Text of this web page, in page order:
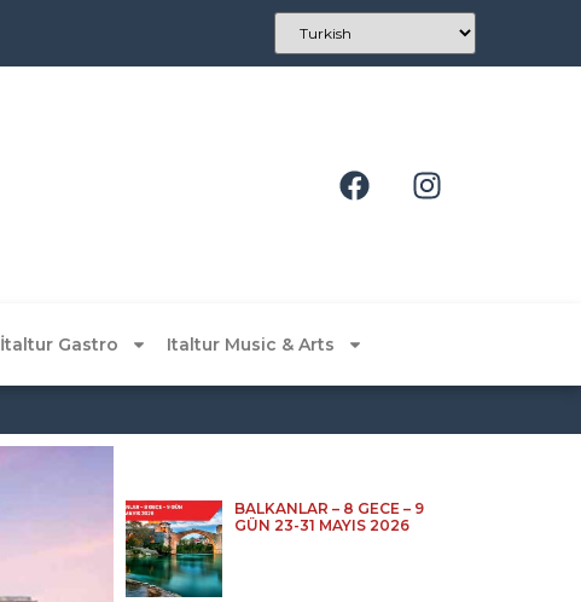
İtaltur Gastro Italtur Music & Arts
BALKANLAR – 8 GECE – 9
GÜN 23-31 MAYIS 2026